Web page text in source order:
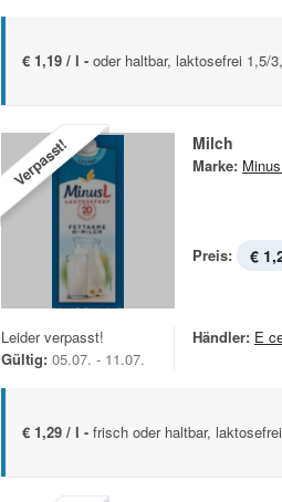
€ 1,19 / l - oder haltbar, laktosefrei 1,5/
Verpasst! Milch
Marke:
Preis: €
Leider verpasst!
Gültig: 05.07. - 11.07.
Händler: E
€ 1,29 / l - frisch oder haltbar,